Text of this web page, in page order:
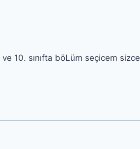
10. sınıfta böLüm seçicem sizce